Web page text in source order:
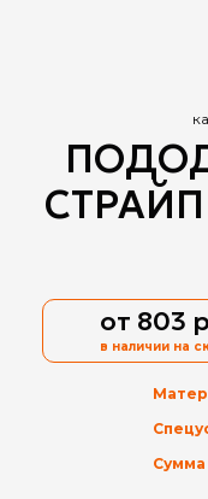
от 803
в наличии на
Сумма